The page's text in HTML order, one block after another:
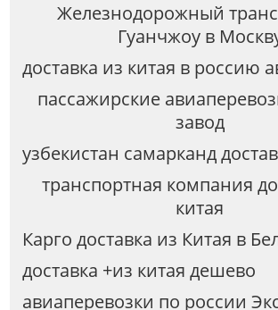
Железнодорожный
Гуанчжоу в
доставка из китая в россию
пассажирские
завод
узбекистан самарканд
транспортная компания
китая
Карго доставка из Китая в
доставка +из китая дешево
авиаперевозки по россии